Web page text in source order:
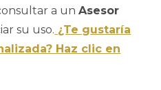
a unAsesor
su uso. ¿Te gustaría
Haz clic en